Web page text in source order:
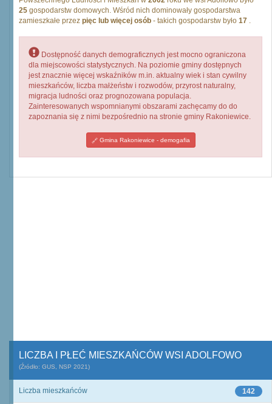
25 gospodarstw domowych. Wśród nich dominowały gospodarstwa
zamieszkałe przez pięc lub więcej osób - takich gospodarstw było 17 .
Dostępność danych demograficznych jest mocno ograniczona
dla miejscowości statystycznych. Na poziomie gminy dostępnych
jest znacznie więcej wskaźników m.in. aktualny wiek i stan cywilny
mieszkańców, liczba małżeństw i rozwodów, przyrost naturalny,
migracja ludności oraz prognozowana populacja.
Zainteresowanych wspomnianymi obszarami zachęcamy do do
zapoznania się z nimi bezpośrednio na stronie gminy Rakoniewice.
Gmina Rakoniewice - demogafia
LICZBA I PŁEĆ MIESZKAŃCÓW WSI ADOLFOWO
(Źródło: GUS, NSP 2021)
142
Liczba mieszkańców